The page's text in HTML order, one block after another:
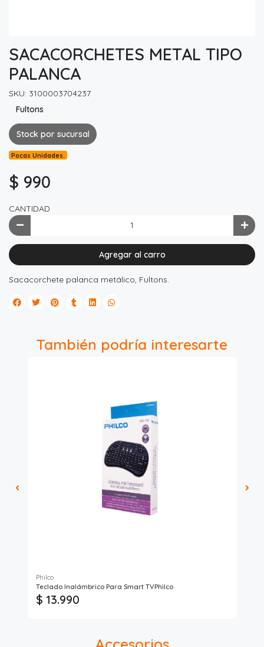
SACACORCHETES METAL TIPO
PALANCA
SKU: 3100003704237
Fultons
Stock por sucursal
Pocas Unidades.
$ 990
CANTIDAD
Agregar al carro
Sacacorchete palanca metálico, Fultons.
También podría interesarte
Philco
Teclado Inalámbrico Para Smart TVPhilco
$ 13.990